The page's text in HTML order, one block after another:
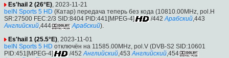
Es'hail 2 (26°E), 2023-11-21
beIN Sports 5 HD (Катар) передача теперь без кода (10810.00MHz, pol.H
SR:27500 FEC:2/3 SID:8404 PID:441[MPEG-4]
/442 Арабский,443
Английский,444 Арабский).
Es'hail 1 (25.5°E) , 2023-11-01
beIN Sports 5 HD отключён на 11585.00MHz, pol.V (DVB-S2 SID:10601
PID:451[MPEG-4]
/452 Английский ,453 Английский ,454